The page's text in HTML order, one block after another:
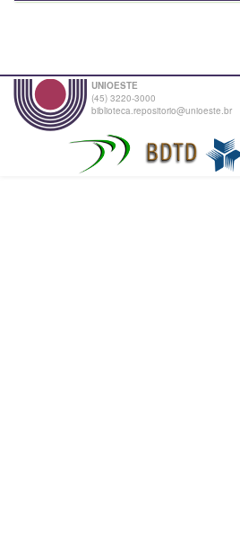
UNIOESTE
(45) 3220-3000
biblioteca.repositorio@unioeste.br